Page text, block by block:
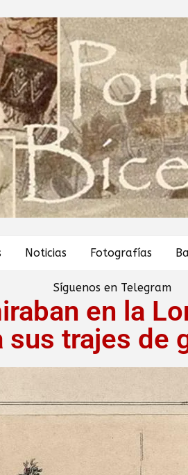
Noticias Fotografías
Síguenos en Telegram
en la
sus trajes de